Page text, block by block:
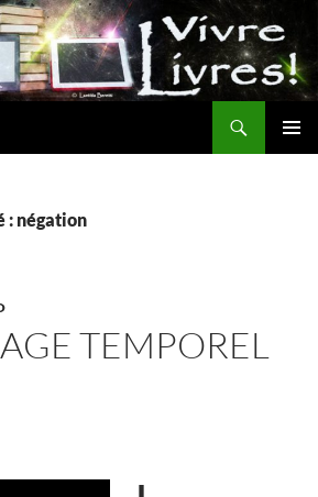
: négation
TEMPOREL